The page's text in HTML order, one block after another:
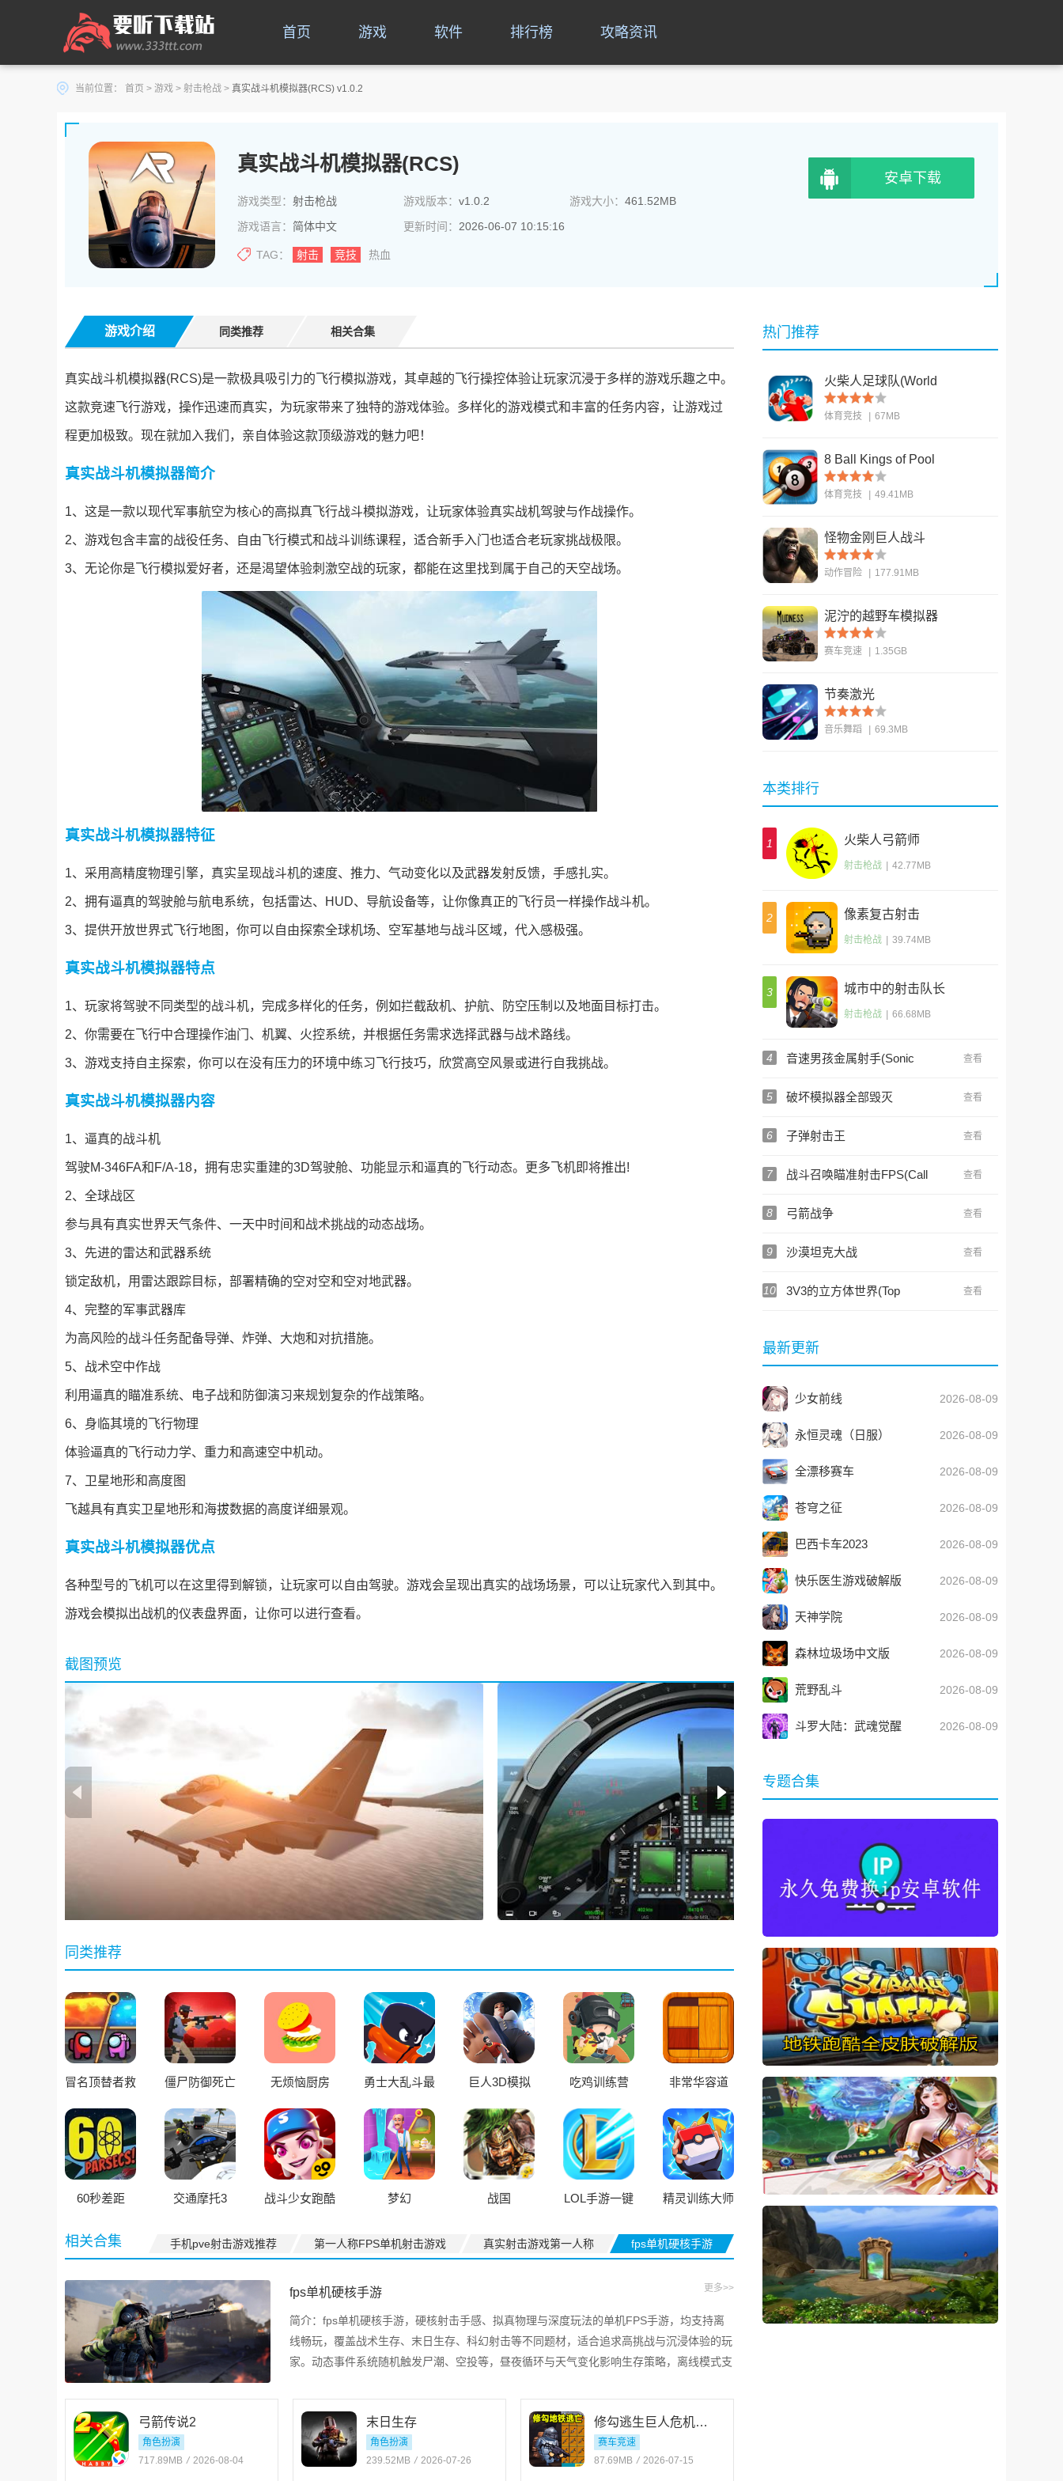
首页 游戏 软件 排行榜 攻略资讯
当前位置： 首页 > 游戏 > 射击枪战 > 真实战斗机模拟器(RCS) v1.0.2
真实战斗机模拟器(RCS)
游戏类型： 射击枪战 游戏版本： v1.0.2 游戏大小： 461.52MB
游戏语言： 简体中文 更新时间： 2026-06-07 10:15:16
TAG： 射击 竞技 热血
安卓下载
游戏介绍 同类推荐 相关合集
真实战斗机模拟器(RCS)是一款极具吸引力的飞行模拟游戏，其卓越的飞行操控体验让玩家沉浸于多样的游戏乐趣之中。
这款竞速飞行游戏，操作迅速而真实，为玩家带来了独特的游戏体验。多样化的游戏模式和丰富的任务内容，让游戏过
程更加极致。现在就加入我们，亲自体验这款顶级游戏的魅力吧！
真实战斗机模拟器简介
1、这是一款以现代军事航空为核心的高拟真飞行战斗模拟游戏，让玩家体验真实战机驾驶与作战操作。
2、游戏包含丰富的战役任务、自由飞行模式和战斗训练课程，适合新手入门也适合老玩家挑战极限。
3、无论你是飞行模拟爱好者，还是渴望体验刺激空战的玩家，都能在这里找到属于自己的天空战场。
真实战斗机模拟器特征
1、采用高精度物理引擎，真实呈现战斗机的速度、推力、气动变化以及武器发射反馈，手感扎实。
2、拥有逼真的驾驶舱与航电系统，包括雷达、HUD、导航设备等，让你像真正的飞行员一样操作战斗机。
3、提供开放世界式飞行地图，你可以自由探索全球机场、空军基地与战斗区域，代入感极强。
真实战斗机模拟器特点
1、玩家将驾驶不同类型的战斗机，完成多样化的任务，例如拦截敌机、护航、防空压制以及地面目标打击。
2、你需要在飞行中合理操作油门、机翼、火控系统，并根据任务需求选择武器与战术路线。
3、游戏支持自主探索，你可以在没有压力的环境中练习飞行技巧，欣赏高空风景或进行自我挑战。
真实战斗机模拟器内容
1、逼真的战斗机
驾驶M-346FA和F/A-18，拥有忠实重建的3D驾驶舱、功能显示和逼真的飞行动态。更多飞机即将推出!
2、全球战区
参与具有真实世界天气条件、一天中时间和战术挑战的动态战场。
3、先进的雷达和武器系统
锁定敌机，用雷达跟踪目标，部署精确的空对空和空对地武器。
4、完整的军事武器库
为高风险的战斗任务配备导弹、炸弹、大炮和对抗措施。
5、战术空中作战
利用逼真的瞄准系统、电子战和防御演习来规划复杂的作战策略。
6、身临其境的飞行物理
体验逼真的飞行动力学、重力和高速空中机动。
7、卫星地形和高度图
飞越具有真实卫星地形和海拔数据的高度详细景观。
真实战斗机模拟器优点
各种型号的飞机可以在这里得到解锁，让玩家可以自由驾驶。游戏会呈现出真实的战场场景，可以让玩家代入到其中。
游戏会模拟出战机的仪表盘界面，让你可以进行查看。
截图预览
同类推荐
冒名顶替者救
援
僵尸防御死亡
射击手机版
无烦恼厨房 勇士大乱斗最
新版
巨人3D模拟 吃鸡训练营 非常华容道
60秒差距 交通摩托3 战斗少女跑酷 梦幻 战国 LOL手游一键 精灵训练大师
相关合集 fps单机硬核手游
真实射击游戏第一人称
第一人称FPS单机射击游戏
手机pve射击游戏推荐
fps单机硬核手游 更多>>
简介： fps单机硬核手游，硬核射击手感、拟真物理与深度玩法的单机FPS手游，均支持离
线畅玩，覆盖战术生存、末日生存、科幻射击等不同题材，适合追求高挑战与沉浸体验的玩
家。动态事件系统随机触发尸潮、空投等，昼夜循环与天气变化影响生存策略，离线模式支
弓箭传说2
角色扮演
717.89MB / 2026-08-04
末日生存
角色扮演
239.52MB / 2026-07-26
修勾逃生巨人危机免广告版
赛车竞速
87.69MB / 2026-07-15
热门推荐
火柴人足球队(World
Cup - Stickman
Soccer)
体育竞技 67MB
8 Ball Kings of Pool
体育竞技 49.41MB
怪物金刚巨人战斗
(Monster King Kong
Gaint Fighting)
动作冒险 177.91MB
泥泞的越野车模拟器
赛车竞速 1.35GB
节奏激光
音乐舞蹈 69.3MB
本类排行
1 火柴人弓箭师
射击枪战 42.77MB
2
像素复古射击
(Shooty Quest)
射击枪战 39.74MB
3
城市中的射击队长
(Sniper Captain)
射击枪战 66.68MB
4
音速男孩金属射手(Sonic
查看
5 破坏模拟器全部毁灭 查看
6 子弹射击王 查看
7
战斗召唤瞄准射击FPS(Call
查看
8 弓箭战争 查看
9 沙漠坦克大战 查看
10
3V3的立方体世界(Top
查看
最新更新
少女前线 2026-08-09
永恒灵魂（日服） 2026-08-09
全漂移赛车 2026-08-09
苍穹之征 2026-08-09
巴西卡车2023 2026-08-09
快乐医生游戏破解版 2026-08-09
天神学院 2026-08-09
森林垃圾场中文版 2026-08-09
荒野乱斗 2026-08-09
斗罗大陆：武魂觉醒 2026-08-09
专题合集